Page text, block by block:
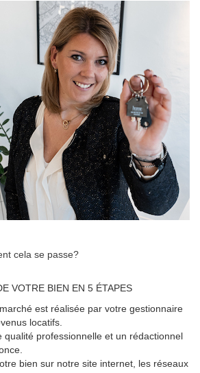
cela se passe?
VOTRE BIEN EN 5 ÉTAPES
est réalisée par votre gestionnaire
locatifs.
qualité professionnelle et un rédactionnel
bien sur notre site internet, les réseaux